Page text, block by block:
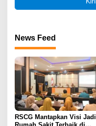
News Feed
RSCG Mantapkan Visi Jadi